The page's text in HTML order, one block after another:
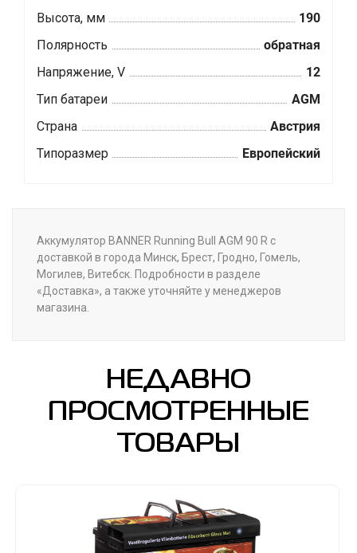
Высота, мм
190
Полярность
обратная
Напряжение, V
12
Тип батареи
AGM
Страна
Австрия
Типоразмер
Европейский
Аккумулятор BANNER Running Bull AGM 90 R с
доставкой в города Минск, Брест, Гродно, Гомель,
Могилев, Витебск. Подробности в разделе
«Доставка», а также уточняйте у менеджеров
магазина.
НЕДАВНО
ПРОСМОТРЕННЫЕ
ТОВАРЫ